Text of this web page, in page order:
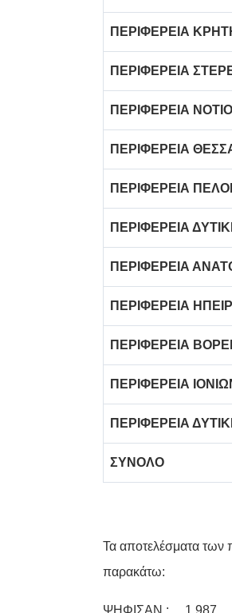
ΠΕΡΙΦΕΡΕΙΑ
ΠΕΡΙΦΕΡΕΙΑ
ΠΕΡΙΦΕΡΕΙΑ
ΠΕΡΙΦΕΡΕΙΑ
ΠΕΡΙΦΕΡΕΙΑ
ΠΕΡΙΦΕΡΕΙΑ
ΠΕΡΙΦΕΡΕΙΑ
ΠΕΡΙΦΕΡΕΙΑ
ΠΕΡΙΦΕΡΕΙΑ
ΠΕΡΙΦΕΡΕΙΑ
ΠΕΡΙΦΕΡΕΙΑ
ΣΥΝΟΛΟ
Τα αποτελέσματα των
παρακάτω:
ΨΗΦΙΣΑΝ : 1.987